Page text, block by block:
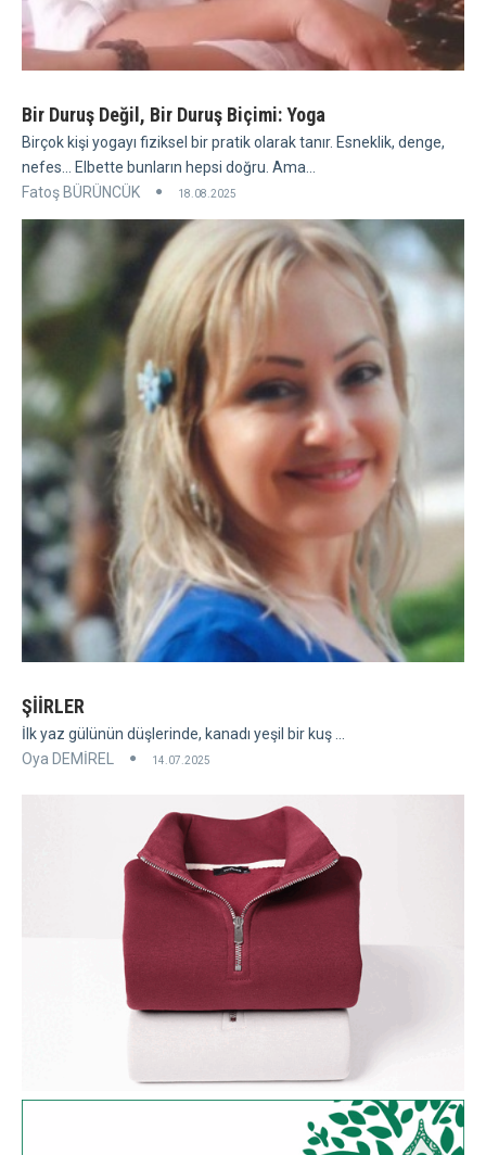
Bir Duruş Değil, Bir Duruş Biçimi: Yoga
Birçok kişi yogayı fiziksel bir pratik olarak tanır. Esneklik, denge,
nefes... Elbette bunların hepsi doğru. Ama...
Fatoş BÜRÜNCÜK
18.08.2025
ŞİİRLER
İlk yaz gülünün düşlerinde, kanadı yeşil bir kuş ...
Oya DEMİREL
14.07.2025